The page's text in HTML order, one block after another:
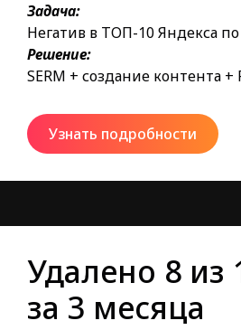
Бесплатно.
Задача:
Негатив в ТОП-10 Яндекса
Решение:
SERM + создание контента
Узнать подробности
Удалено 8
за 3 месяца